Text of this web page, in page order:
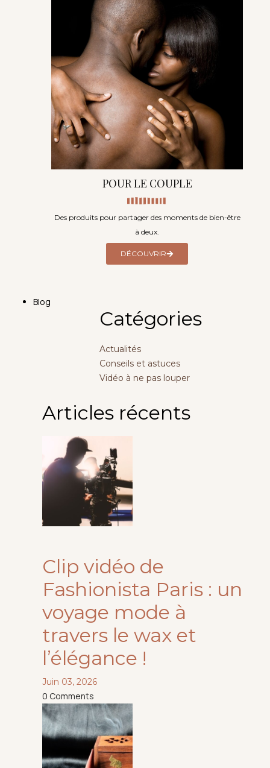
POUR LE COUPLE
Des produits pour partager des moments de bien-être
à deux.
DÉCOUVRIR
Blog
Catégories
Actualités
Conseils et astuces
Vidéo à ne pas louper
Articles récents
Clip vidéo de
Fashionista Paris : un
voyage mode à
travers le wax et
l’élégance !
Juin 03, 2026
0 Comments